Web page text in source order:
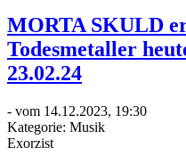
MORTA SKULD
Todesmetaller
23.02.24
- vom 14.12.2023, 19:30
Kategorie: Musik
Exorzist